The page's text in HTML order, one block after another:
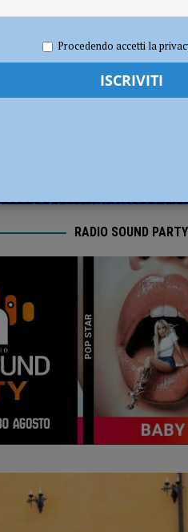
subito la situazione nella provincia di
Redazione FG Attualità
RADIO SOUND PARTY
Procedendo accetti la